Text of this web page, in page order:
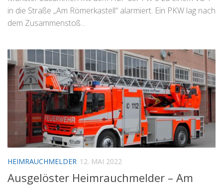
in die Straße „Am Römerkastell“ alarmiert. Ein PKW lag nach
dem Zusammenstoß...
HEIMRAUCHMELDER 12. MAI 2022
Ausgelöster Heimrauchmelder – Am